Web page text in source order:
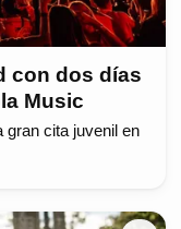
con dos días
Music
gran cita juvenil en